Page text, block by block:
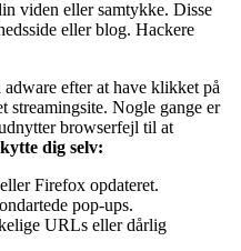
viden eller samtykke. Disse
eller blog. Hackere
efter at have klikket på
streamingsite. Nogle gange er
browserfejl til at
dig selv:
Firefox opdateret.
pop-ups.
URLs eller dårlig